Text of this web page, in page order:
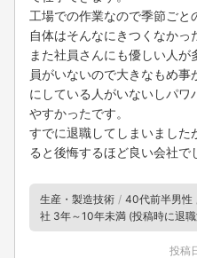
工場での作業なので季節ご
自体はそんなにきつくなかっ
また社員さんにも優しい人
員がいないので大きなもめ事
にしている人がいないしパワ
やすかったです。
すでに退職してしまいました
ると後悔するほど良い会社で
生産・製造技術 40代前半男性
社 3年～10年未満 (投稿時に退
投稿